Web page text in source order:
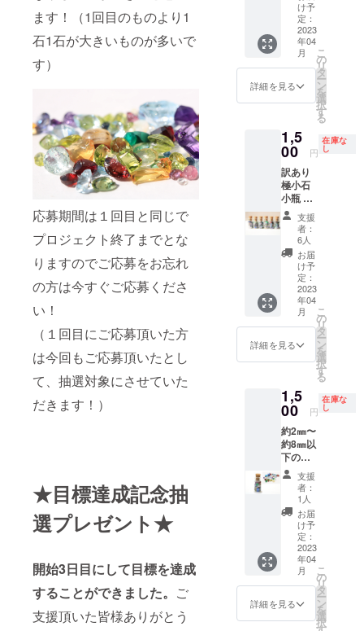
ます！（1回目のものより1
石1石が大きいものが多いで
す）
応募期間は１回目と同じで
プロジェクト終了までとな
りますのでご応募をお忘れ
の方は今すぐご応募くださ
い！
（１回目にご応募頂いた方
は今回もご応募頂いたとし
て、抽選対象にさせていた
だきます！）
★目標達成記念抽
選プレゼント★
開始3日目にして目標を達成
することができました。 ご
支援頂いた皆様ありがとう
様にな
ると思
いま
す。 ※
合成
石、人
造石、
す。 ※
欠け、
れなど
のある
石で
す。
石〜5石
入りま
す。 鑑
別の練
習や、
種類が
わから
なくて
好きな
方にオ
ススメ
です。
※合成
石、人
造石、
模造石
が含ま
れま
す。 ※
欠け、
傷など
のある
石で
す。 ※
石のサ
を考え
てお入
おりま
す。
け予
定：
2023
年04
月
詳細を見る
こ
の
リ
タ
ー
ン
を
選
択
す
る
1,5
00 円
在庫な
し
訳あり
極小石
小瓶 約
2㎜〜約
5㎜以下
の極小
の石が
メイン
で小瓶
いっぱ
いに
入って
おりま
す。 小
さな石
ている
のでキ
ラキラ
を楽し
みたい
方にお
すすめ
です。
※合成
石、人
造石、
模造石
が含ま
れま
す。 ※
欠け、
傷、汚
支援
者：
6人
お届
け予
定：
2023
年04
月
詳細を見る
こ
の
リ
タ
ー
ン
を
選
択
す
る
1,5
00 円
在庫な
し
約2㎜〜
約8㎜以
下の石
がメイ
ンで小
瓶いっ
ぱいに
入って
おりま
す。 写
真の石
が入っ
ていま
す。 欠
けのあ
支援
者：
1人
お届
け予
定：
2023
年04
月
詳細を見る
こ
の
リ
タ
ー
ン
を
選
択